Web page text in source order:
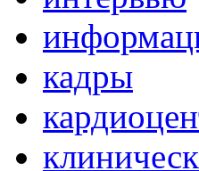
кадры